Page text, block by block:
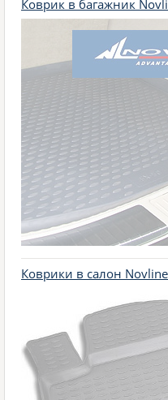
Коврик в багажник
Коврики в салон